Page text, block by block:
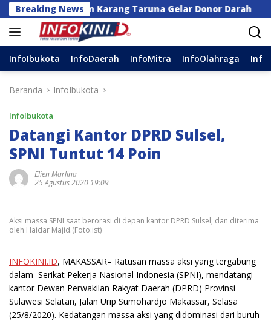
Langsung
ke
konten
Breaking News
dan Karang Taruna Gelar Donor Darah
InfoIbukota InfoDaerah InfoMitra InfoOlahraga
Beranda InfoIbukota
InfoIbukota
Datangi Kantor DPRD Sulsel,
SPNI Tuntut 14 Poin
Elien Marlina
25 Agustus 2020 19:09
Aksi massa SPNI saat berorasi di depan kantor DPRD Sulsel, dan diterima
oleh Haidar Majid.(Foto:ist)
INFOKINI.ID, MAKASSAR– Ratusan massa aksi yang tergabung
dalam Serikat Pekerja Nasional Indonesia (SPNI), mendatangi
kantor Dewan Perwakilan Rakyat Daerah (DPRD) Provinsi
Sulawesi Selatan, Jalan Urip Sumohardjo Makassar, Selasa
(25/8/2020). Kedatangan massa aksi yang didominasi dari buruh